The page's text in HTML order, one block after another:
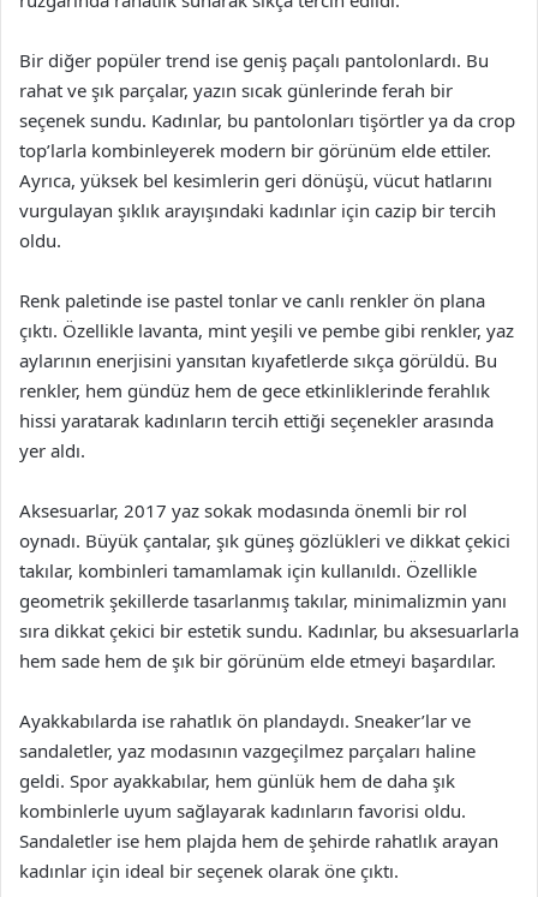
Bir diğer popüler trend ise geniş paçalı pantolonlardı. Bu
rahat ve şık parçalar, yazın sıcak günlerinde ferah bir
seçenek sundu. Kadınlar, bu pantolonları tişörtler ya da crop
top’larla kombinleyerek modern bir görünüm elde ettiler.
Ayrıca, yüksek bel kesimlerin geri dönüşü, vücut hatlarını
vurgulayan şıklık arayışındaki kadınlar için cazip bir tercih
oldu.
Renk paletinde ise pastel tonlar ve canlı renkler ön plana
çıktı. Özellikle lavanta, mint yeşili ve pembe gibi renkler, yaz
aylarının enerjisini yansıtan kıyafetlerde sıkça görüldü. Bu
renkler, hem gündüz hem de gece etkinliklerinde ferahlık
hissi yaratarak kadınların tercih ettiği seçenekler arasında
yer aldı.
Aksesuarlar, 2017 yaz sokak modasında önemli bir rol
oynadı. Büyük çantalar, şık güneş gözlükleri ve dikkat çekici
takılar, kombinleri tamamlamak için kullanıldı. Özellikle
geometrik şekillerde tasarlanmış takılar, minimalizmin yanı
sıra dikkat çekici bir estetik sundu. Kadınlar, bu aksesuarlarla
hem sade hem de şık bir görünüm elde etmeyi başardılar.
Ayakkabılarda ise rahatlık ön plandaydı. Sneaker’lar ve
sandaletler, yaz modasının vazgeçilmez parçaları haline
geldi. Spor ayakkabılar, hem günlük hem de daha şık
kombinlerle uyum sağlayarak kadınların favorisi oldu.
Sandaletler ise hem plajda hem de şehirde rahatlık arayan
kadınlar için ideal bir seçenek olarak öne çıktı.